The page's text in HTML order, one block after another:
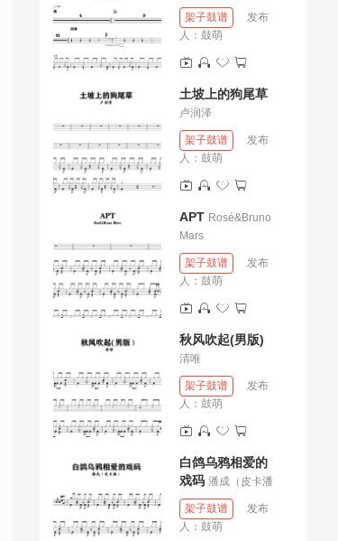
架子鼓谱
发布
人： 鼓萌
土坡上的狗尾草
卢润泽
架子鼓谱
发布
人： 鼓萌
APT Rosé&Bruno
Mars
架子鼓谱
发布
人： 鼓萌
秋风吹起(男版)
清唯
架子鼓谱
发布
人： 鼓萌
白鸽乌鸦相爱的
戏码 潘成（皮卡潘
架子鼓谱
发布
人： 鼓萌